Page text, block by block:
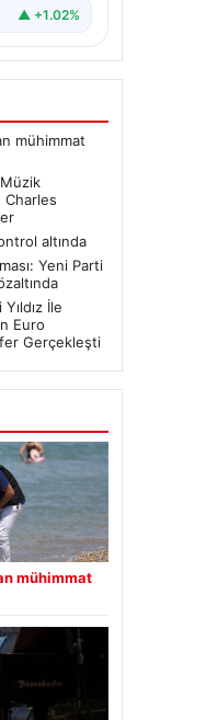
▲ +1.02%
mühimmat
Charles
altında
Yeni Parti
İle
Euro
Gerçekleşti
mühimmat